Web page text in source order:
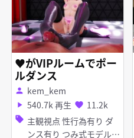
♥がVIPルームでポー
ルダンス
person kem_kem
play_arrow 540.7k 再生 favorite 11.2k
sell 主観視点 性行為有り ダ
ンス有り つみ式モデル